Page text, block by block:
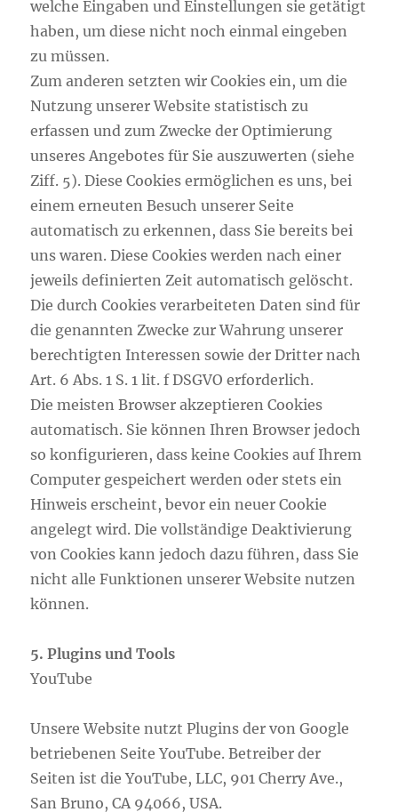
welche Eingaben und Einstellungen sie getätigt
haben, um diese nicht noch einmal eingeben
zu müssen.
Zum anderen setzten wir Cookies ein, um die
Nutzung unserer Website statistisch zu
erfassen und zum Zwecke der Optimierung
unseres Angebotes für Sie auszuwerten (siehe
Ziff. 5). Diese Cookies ermöglichen es uns, bei
einem erneuten Besuch unserer Seite
automatisch zu erkennen, dass Sie bereits bei
uns waren. Diese Cookies werden nach einer
jeweils definierten Zeit automatisch gelöscht.
Die durch Cookies verarbeiteten Daten sind für
die genannten Zwecke zur Wahrung unserer
berechtigten Interessen sowie der Dritter nach
Art. 6 Abs. 1 S. 1 lit. f DSGVO erforderlich.
Die meisten Browser akzeptieren Cookies
automatisch. Sie können Ihren Browser jedoch
so konfigurieren, dass keine Cookies auf Ihrem
Computer gespeichert werden oder stets ein
Hinweis erscheint, bevor ein neuer Cookie
angelegt wird. Die vollständige Deaktivierung
von Cookies kann jedoch dazu führen, dass Sie
nicht alle Funktionen unserer Website nutzen
können.
5. Plugins und Tools
YouTube
Unsere Website nutzt Plugins der von Google
betriebenen Seite YouTube. Betreiber der
Seiten ist die YouTube, LLC, 901 Cherry Ave.,
San Bruno, CA 94066, USA.